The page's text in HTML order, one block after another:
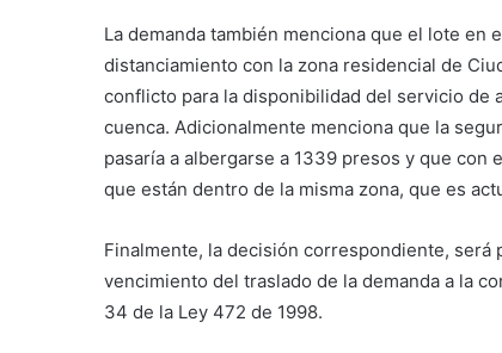
La demanda también menciona que el lote
distanciamiento con la zona residencial de
conflicto para la disponibilidad del servicio de
cuenca. Adicionalmente menciona que la
pasaría a albergarse a 1339 presos y que
que están dentro de la misma zona, que es
Finalmente, la decisión correspondiente,
vencimiento del traslado de la demanda a la
34 de la Ley 472 de 1998.